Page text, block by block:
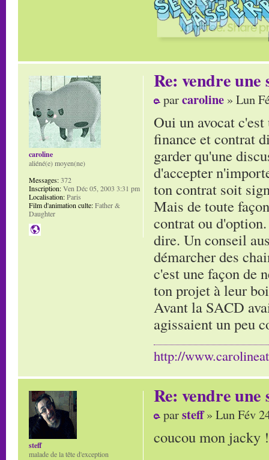
Re: vendre une
parcaroline » Lun
Oui un avocat
finance et contrat
garder qu'une
d'accepter
ton contrat soit
Mais de toute
contrat ou
dire. Un conseil
démarcher des
c'est une façon de
ton projet à leur
Avant la SACD
agissaient un peu
http://
caroline
aliéné(e) moyen(ne)
Messages:372
Inscription:Ven Déc 05, 2003 3:31 pm
Localisation:Paris
Film d'animation culte:Father &
Daughter
Re: vendre une
parsteff» Lun Fév
coucou mon jacky
steff
malade de la tête d'exception